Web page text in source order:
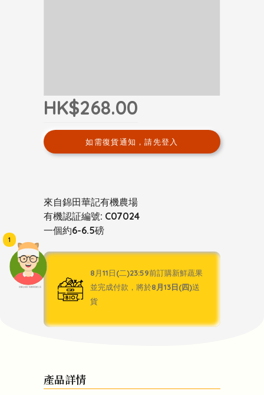
頭像生成器: 快樂家庭網上店
1
HK$268.00
如需復貨通知，請先登入
來自錦田華記有機農場
有機認証編號: C07024
一個約6-6.5磅
8月11日(二)23:59前訂購新鮮蔬果
並完成付款，將於8月13日(四)送
貨
產品詳情